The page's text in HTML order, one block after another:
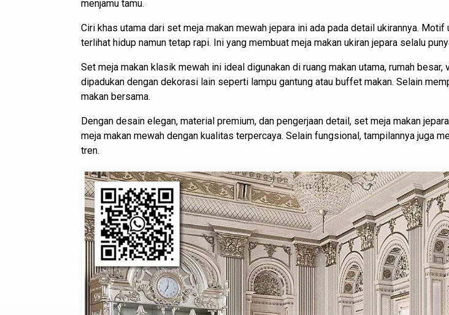
menjamu tamu.
Ciri khas utama dari set meja makan mewah jepara ini ada pada detail ukirannya.
terlihat hidup namun tetap rapi. Ini yang membuat meja makan ukiran jepara selalu
Set meja makan klasik mewah ini ideal digunakan di ruang makan utama, rumah
dipadukan dengan dekorasi lain seperti lampu gantung atau buffet makan. Selain
makan bersama.
Dengan desain elegan, material premium, dan pengerjaan detail, set meja makan
meja makan mewah dengan kualitas terpercaya. Selain fungsional, tampilannya juga
tren.